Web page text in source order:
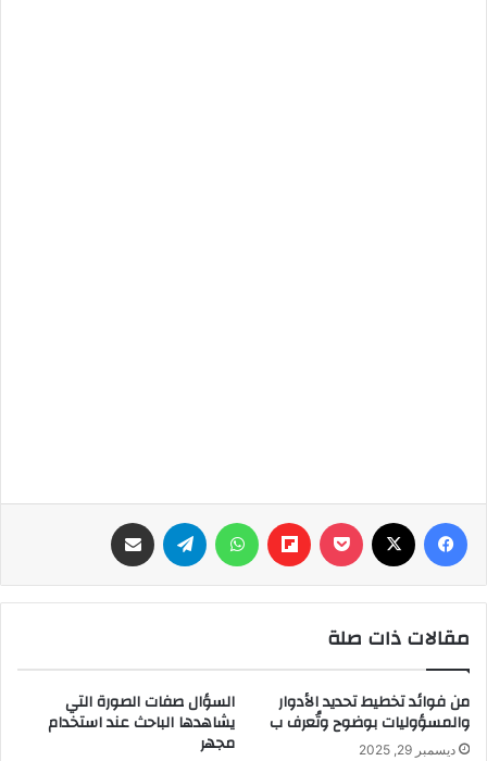
فيسبوك ‫Pocket
Flipboard واتساب تيلقرام
مقالات ذات صلة
من فوائد تخطيط تحديد الأدوار
والمسؤوليات بوضوح وتُعرف ب
ديسمبر 29, 2025
السؤال صفات الصورة التي
يشاهدها الباحث عند استخدام
مجهر